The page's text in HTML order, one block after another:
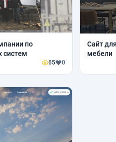
по
систем
65 0
Сайт
мебели